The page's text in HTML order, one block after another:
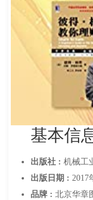
基本信
出版社 : 机械工
出版日期 : 2017
品牌 : 北京华章